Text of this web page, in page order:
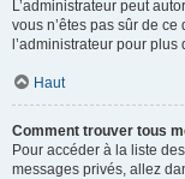
L’administrateur peut
vous n’êtes pas sûr de
l’administrateur pour plus
Haut
Comment trouver tous
Pour accéder à la liste
messages privés, allez